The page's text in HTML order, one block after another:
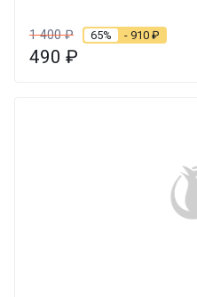
1 400₽ 65% - 910 ₽
490 ₽